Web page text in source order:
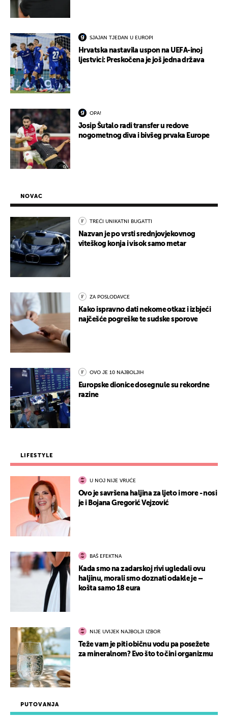
SJAJAN TJEDAN U EUROPI
Hrvatska nastavila uspon na UEFA-inoj
ljestvici: Preskočena je još jedna država
OPA!
Josip Šutalo radi transfer u redove
nogometnog diva i bivšeg prvaka Europe
PUTOVANJA
NOVAC
TREĆI UNIKATNI BUGATTI
Nazvan je po vrsti srednjovjekovnog
viteškog konja i visok samo metar
ZA POSLODAVCE
Kako ispravno dati nekome otkaz i izbjeći
najčešće pogreške te sudske sporove
OVO JE 10 NAJBOLJIH
Europske dionice dosegnule su rekordne
razine
LIFESTYLE
U NOJ NIJE VRUĆE
Ovo je savršena haljina za ljeto i more - nosi
je i Bojana Gregorić Vejzović
BAŠ EFEKTNA
Kada smo na zadarskoj rivi ugledali ovu
haljinu, morali smo doznati odakle je –
košta samo 18 eura
NIJE UVIJEK NAJBOLJI IZBOR
Teže vam je piti običnu vodu pa posežete
za mineralnom? Evo što to čini organizmu